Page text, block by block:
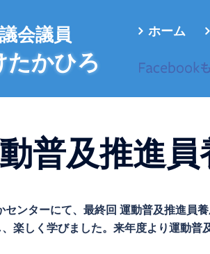
会議員
たかひろ
ホーム
普及推進員
センターにて、最終回 運動普及推進員
楽しく学びました。来年度より運動普